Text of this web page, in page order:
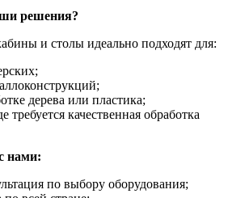
решения?
и столы идеально подходят для:
дерева или пластика;
требуется качественная обработка
нами:
по выбору оборудования;